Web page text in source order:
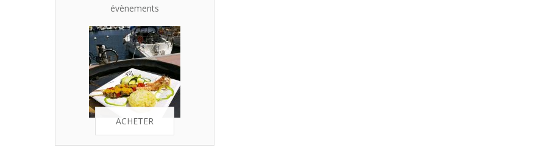
évènements
ACHETER